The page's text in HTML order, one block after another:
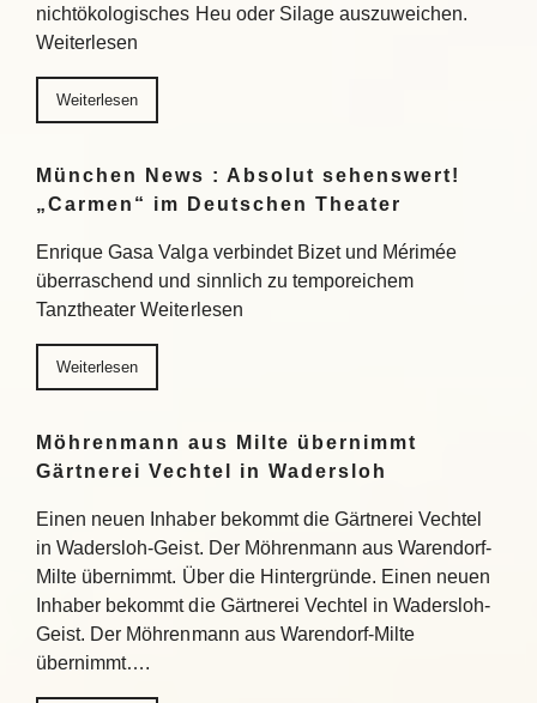
nichtökologisches Heu oder Silage auszuweichen.
Weiterlesen
Weiterlesen
München News : Absolut sehenswert!
„Carmen“ im Deutschen Theater
Enrique Gasa Valga verbindet Bizet und Mérimée
überraschend und sinnlich zu temporeichem
Tanztheater Weiterlesen
Weiterlesen
Möhrenmann aus Milte übernimmt
Gärtnerei Vechtel in Wadersloh
Einen neuen Inhaber bekommt die Gärtnerei Vechtel
in Wadersloh-Geist. Der Möhrenmann aus Warendorf-
Milte übernimmt. Über die Hintergründe. Einen neuen
Inhaber bekommt die Gärtnerei Vechtel in Wadersloh-
Geist. Der Möhrenmann aus Warendorf-Milte
übernimmt….